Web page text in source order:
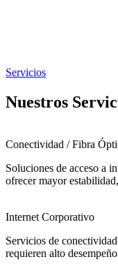
Servicios
Nuestros
Conectividad / Fibra
Soluciones de acceso a
ofrecer mayor
Internet Corporativo
Servicios de
requieren alto